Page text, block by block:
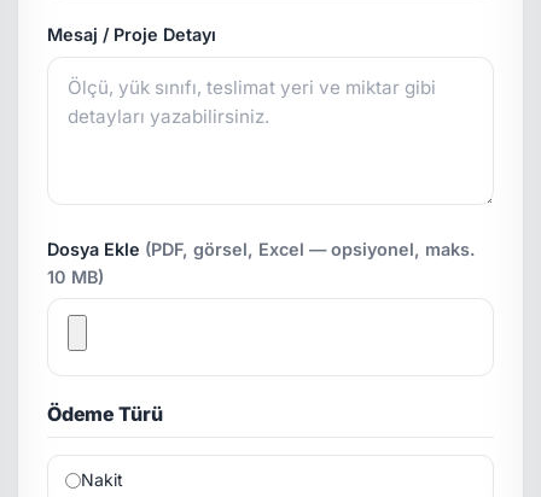
Mesaj / Proje Detayı
Dosya Ekle (PDF, görsel, Excel — opsiyonel, maks.
10 MB)
Ödeme Türü
Nakit